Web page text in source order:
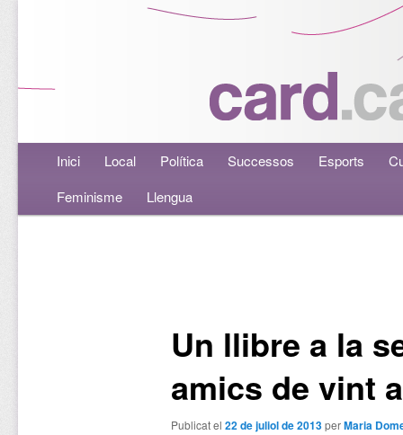
Menú principalAneu al contingut principal
Aneu al contingut secundari
Inici Local Política Successos Esports
Feminisme
Llengua
Un llibre a la
amics de vint
Publicat el 22 de juliol de 2013perMaria